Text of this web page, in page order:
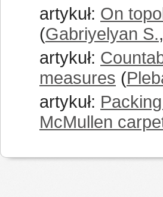
artykuł: On
(Gabriyelyan S.,
artykuł:
measures (
artykuł:
McMullen